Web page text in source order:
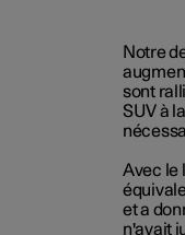
Notre
sont
SUV à
Avec le
et a
n'avait